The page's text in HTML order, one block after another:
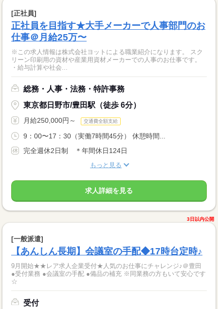
[正社員]
正社員を目指す★大手メーカーで人事部門のお
仕事＠月給25万〜
※この求人情報は株式会社ヨットによる職業紹介になります。 スク
リーン印刷用の資材や産業用資材メーカーでの人事のお仕事です。
・給与計算や社会...
総務・人事・法務・特許事務
東京都日野市/豊田駅（徒歩 6分）
月給250,000円～ 交通費全額支給
9：00〜17：30（実働7時間45分） 休憩時間...
完全週休2日制 ＊年間休日124日
もっと見る
求人詳細を見る
3日以内公開
[一般派遣]
【あんしん長期】会議室の手配◆17時台定時♪
9月開始★★レア求人企業受付★人気のお仕事にチャレンジ♪＠豊田
●受付業務 ●会議室の手配 ●備品の補充 ※同業務の方もいて安心です
☆
受付